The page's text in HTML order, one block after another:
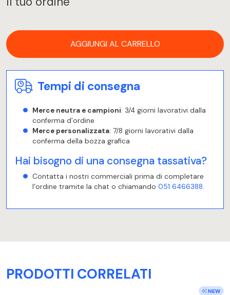
AGGIUNGI AL CARRELLO
Tempi di consegna
Merce neutra e campioni: 3/4 giorni lavorativi dalla
conferma d’ordine
Merce personalizzata: 7/8 giorni lavorativi dalla
conferma della bozza grafica
Hai bisogno di una consegna tassativa?
Contatta i nostri commerciali prima di completare
l’ordine tramite la chat o chiamando 051 6466388.
PRODOTTI CORRELATI
NEW